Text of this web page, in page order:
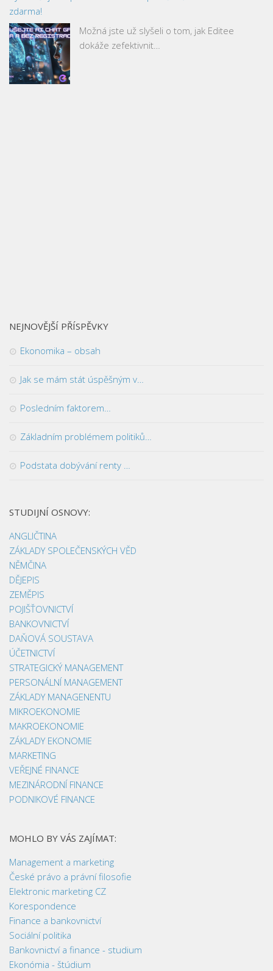
zdarma!
Možná jste už slyšeli o tom, jak Editee
dokáže zefektivnit…
NEJNOVĚJŠÍ PŘÍSPĚVKY
Ekonomika – obsah
Jak se mám stát úspěšným v…
Posledním faktorem…
Základním problémem politiků…
Podstata dobývání renty …
STUDIJNÍ OSNOVY:
ANGLIČTINA
ZÁKLADY SPOLEČENSKÝCH VĚD
NĚMČINA
DĚJEPIS
ZEMĚPIS
POJIŠŤOVNICTVÍ
BANKOVNICTVÍ
DAŇOVÁ SOUSTAVA
ÚČETNICTVÍ
STRATEGICKÝ MANAGEMENT
PERSONÁLNÍ MANAGEMENT
ZÁKLADY MANAGENENTU
MIKROEKONOMIE
MAKROEKONOMIE
ZÁKLADY EKONOMIE
MARKETING
VEŘEJNÉ FINANCE
MEZINÁRODNÍ FINANCE
PODNIKOVÉ FINANCE
MOHLO BY VÁS ZAJÍMAT:
Management a marketing
České právo a právní filosofie
Elektronic marketing CZ
Korespondence
Finance a bankovnictví
Sociální politika
Bankovnictví a finance - studium
Ekonómia - štúdium